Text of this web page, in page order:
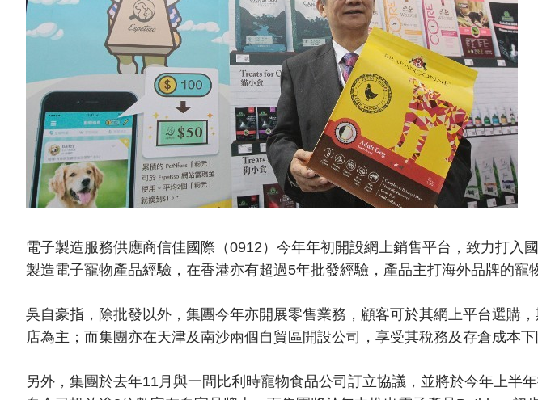
電子製造服務供應商信佳國際（0912）今年年初開設網上銷售平台，致力打
製造電子寵物產品經驗，在香港亦有超過5年批發經驗，產品主打海外品牌的寵
吳自豪指，除批發以外，集團今年亦開展零售業務，顧客可於其網上平台選購
店為主；而集團亦在天津及南沙兩個自貿區開設公司，享受其稅務及存倉成本
另外，集團於去年11月與一間比利時寵物食品公司訂立協議，並將於今年上半